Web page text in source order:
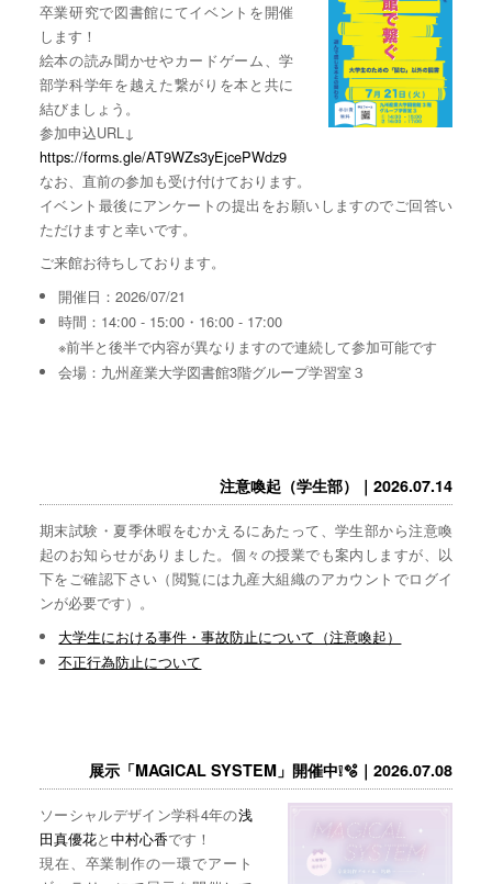
卒業研究で図書館にてイベントを開催
します！
絵本の読み聞かせやカードゲーム、学
部学科学年を越えた繋がりを本と共に
結びましょう。
参加申込URL↓
https://forms.gle/AT9WZs3yEjcePWdz9
なお、直前の参加も受け付けております。
イベント最後にアンケートの提出をお願いしますのでご回答い
ただけますと幸いです。
ご来館お待ちしております。
開催日：2026/07/21
時間：14:00 - 15:00・16:00 - 17:00
※前半と後半で内容が異なりますので連続して参加可能です
会場：九州産業大学図書館3階グループ学習室３
注意喚起（学生部）｜2026.07.14
期末試験・夏季休暇をむかえるにあたって、学生部から注意喚
起のお知らせがありました。個々の授業でも案内しますが、以
下をご確認下さい（閲覧には九産大組織のアカウントでログイ
ンが必要です）。
大学生における事件・事故防止について（注意喚起）
不正行為防止について
展示「MAGICAL SYSTEM」開催中❕🫧｜2026.07.08
ソーシャルデザイン学科4年の浅
田真優花と中村心香です！
現在、卒業制作の一環でアート